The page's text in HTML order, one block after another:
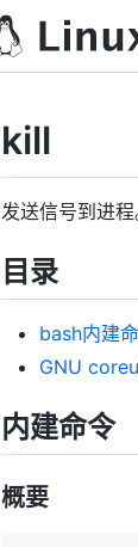
kill
发送信号到进程
目录
bash内建
GNU
内建命令
概要